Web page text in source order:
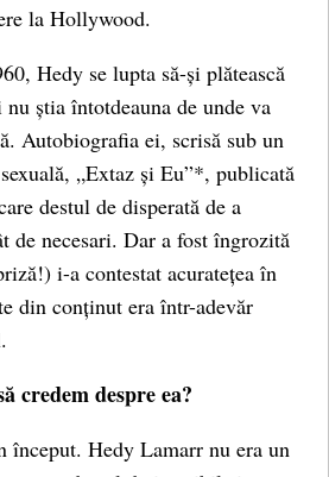
la Hollywood.
Hedy se lupta să-și plătească
știa întotdeauna de unde va
Autobiografia ei, scrisă sub un
„Extaz și Eu”*, publicată
destul de disperată de a
de necesari. Dar a fost îngrozită
i-a contestat acuratețea în
din conținut era într-adevăr
credem despre ea?
început. Hedy Lamarr nu era un